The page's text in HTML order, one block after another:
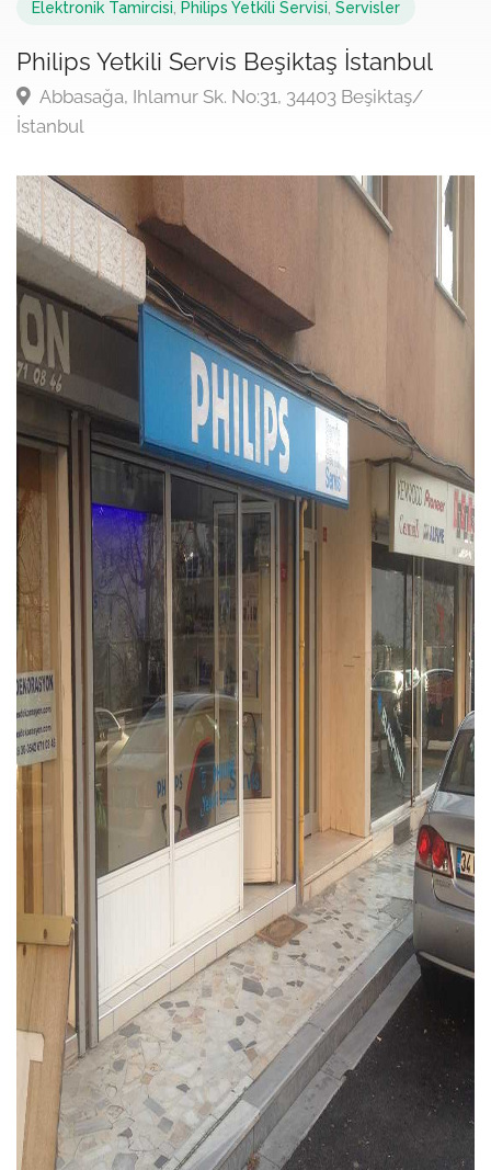
Elektronik Tamircisi Philips Yetkili Servisi Servisler
Philips Yetkili Servis Beşiktaş İstanbul
Abbasağa, Ihlamur Sk. No:31, 34403 Beşiktaş/
İstanbul